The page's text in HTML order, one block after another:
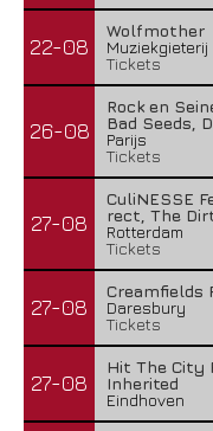
22-08
Wolfmother
Tickets
26-08
Rock en
Bad Seeds,
Parijs
Tickets
27-08
CuliNESSE
rect, The
Rotterdam
Tickets
27-08
Creamfields
Daresbury
Tickets
27-08
Hit The City
Inherited
Eindhoven